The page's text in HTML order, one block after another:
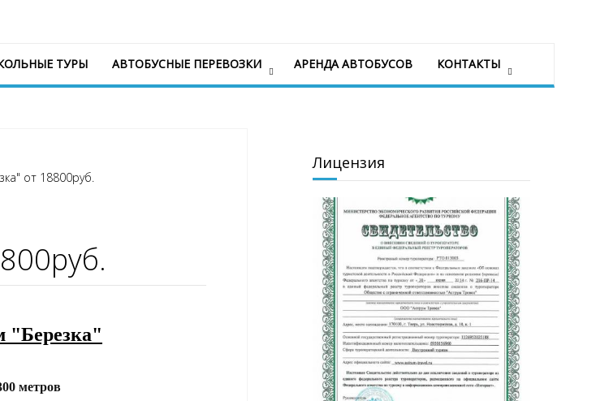
ТУРЫ АВТОБУСНЫЕ ПЕРЕВОЗКИ АРЕНДА АВТОБУСОВ КОНТАКТЫ
от 18800руб.
"Березка"
метров
Лицензия